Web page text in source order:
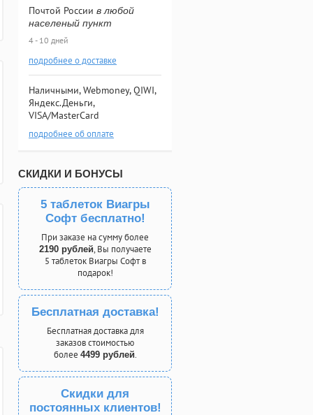
Почтой России в любой
населеный пункт
4 - 10 дней
подробнее о доставке
Наличными, Webmoney, QIWI,
Яндекс.Деньги,
VISA/MasterCard
подробнее об оплате
СКИДКИ И БОНУСЫ
5 таблеток Виагры
Софт бесплатно!
При заказе на сумму более
2190 рублей, Вы получаете
5 таблеток Виагры Софт в
подарок!
Бесплатная доставка!
Бесплатная доставка для
заказов стоимостью
более 4499 рублей.
Скидки для
постоянных клиентов!